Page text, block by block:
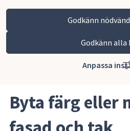
Godkänn
Godkänn alla
Anpassa
Vara kommun
Bygga, miljö och
Bygga nytt, ändra eller riva
Vad
Byta färg eller